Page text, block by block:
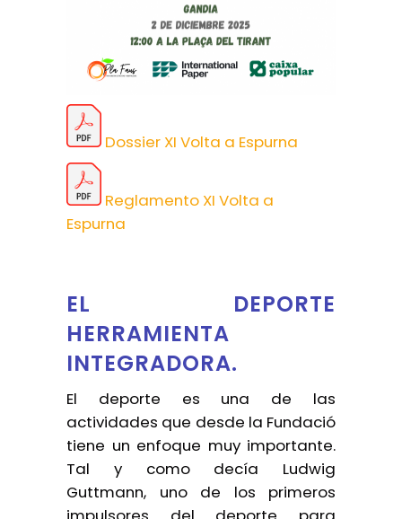
Dossier XI Volta a Espurna
Reglamento XI Volta a
Espurna
EL DEPORTE
HERRAMIENTA
INTEGRADORA.
El deporte es una de las
actividades que desde la Fundació
tiene un enfoque muy importante.
Tal y como decía Ludwig
Guttmann, uno de los primeros